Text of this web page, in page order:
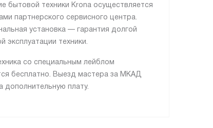
бытовой техники Krona осуществляется
партнерского сервисного центра.
установка — гарантия долгой
эксплуатации техники.
со специальным лейблом
бесплатно. Выезд мастера за МКАД
дополнительную плату.